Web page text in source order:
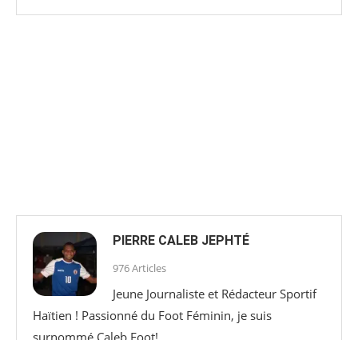
PIERRE CALEB JEPHTÉ
976 Articles
Jeune Journaliste et Rédacteur Sportif
Haïtien ! Passionné du Foot Féminin, je suis
surnommé Caleb Foot!